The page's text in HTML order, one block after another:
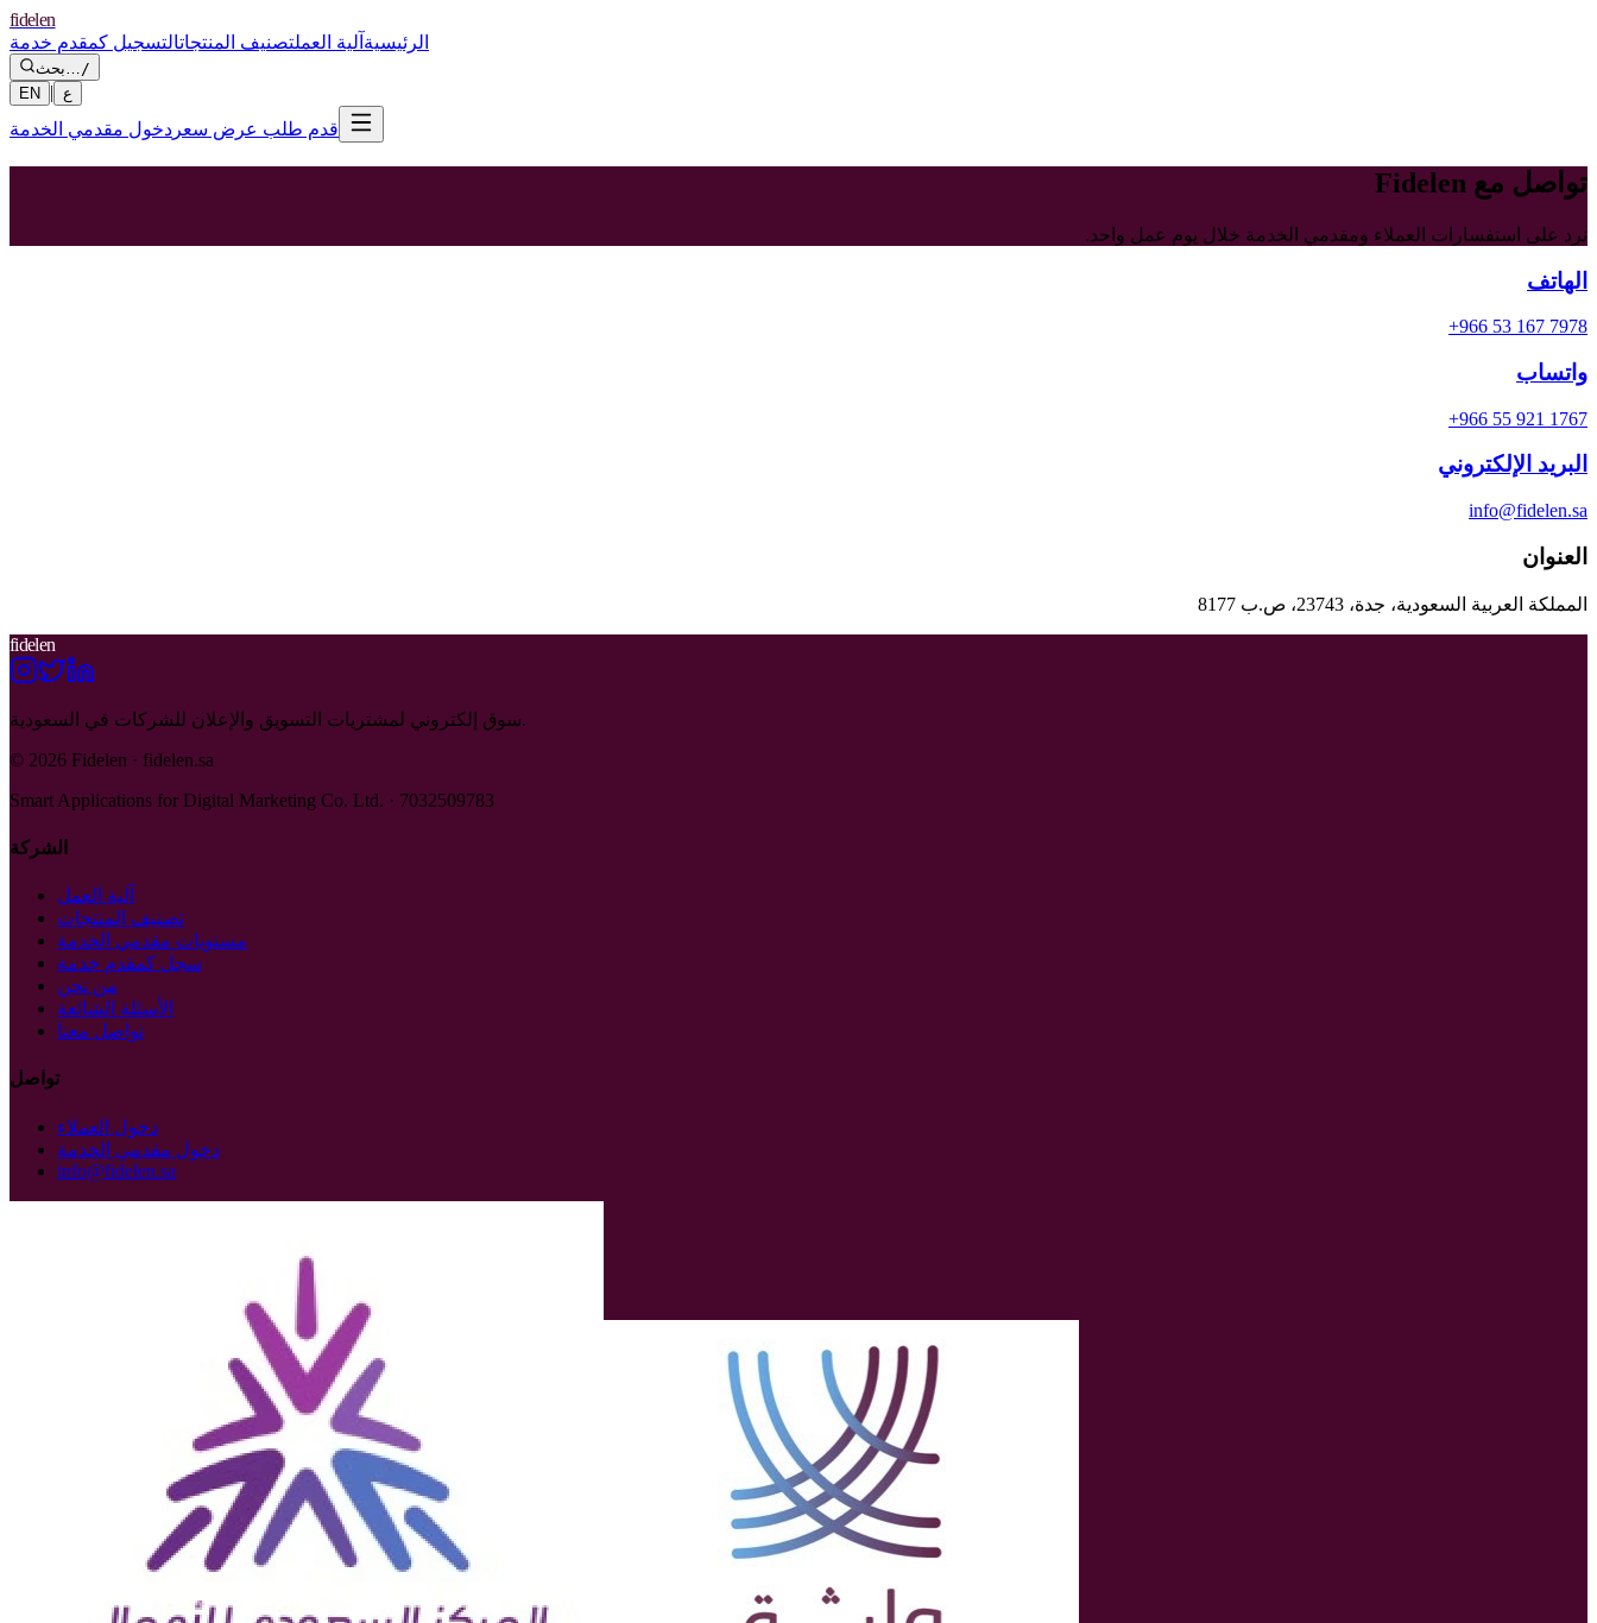
fidelen
الرئيسية آلية العملتصنيف المنتجاتالتسجيل كمقدم خدمة
بحث…/
EN
| ع
قدم طلب عرض سعر دخول مقدمي الخدمة
تواصل مع Fidelen
نرد على استفسارات العملاء ومقدمي الخدمة خلال يوم عمل واحد.
الهاتف
+966 53 167 7978
واتساب
+966 55 921 1767
البريد الإلكتروني
info@fidelen.sa
العنوان
المملكة العربية السعودية، جدة، 23743، ص.ب 8177
fidelen
سوق إلكتروني لمشتريات التسويق والإعلان للشركات في السعودية.
© 2026 Fidelen · fidelen.sa
Smart Applications for Digital Marketing Co. Ltd. · 7032509783
الشركة
آلية العمل
تصنيف المنتجات
مستويات مقدمي الخدمة
سجل كمقدم خدمة
من نحن
الأسئلة الشائعة
تواصل معنا
تواصل
دخول العملاء
دخول مقدمي الخدمة
info@fidelen.sa